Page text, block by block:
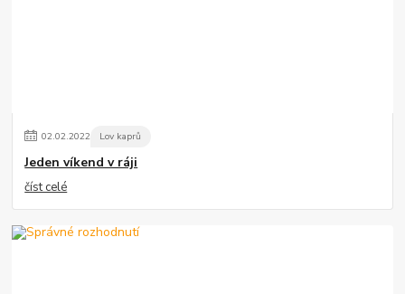
02.02.2022 Lov kaprů
Jeden víkend v ráji
číst celé